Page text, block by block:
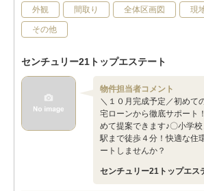
外観 間取り 全体区画図 現
その他
センチュリー21トップエステート
物件担当者コメント
＼１０月完成予定／初めて
宅ローンから徹底サポート
めて提案できます♪〇小学
駅まで徒歩４分！快適な住
ートしませんか？
センチュリー21トップエス